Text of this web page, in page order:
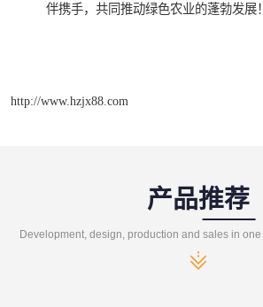
伴携手，共同推动绿色农业的蓬勃发展！
http://www.hzjx88.com
产品推荐